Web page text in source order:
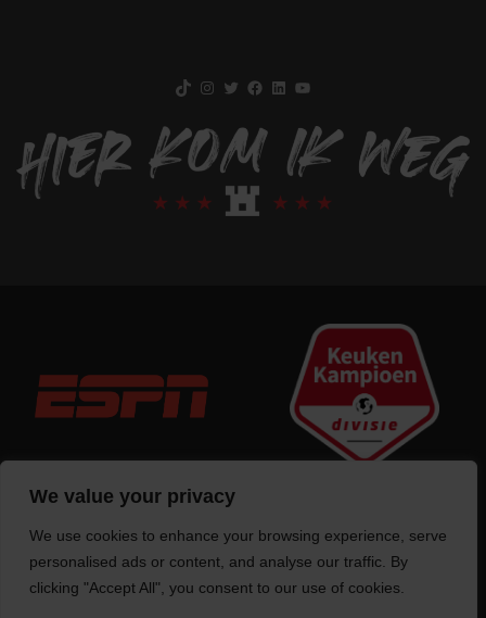
We value your privacy
We use cookies to enhance your browsing experience, serve
personalised ads or content, and analyse our traffic. By
clicking "Accept All", you consent to our use of cookies.
Trotse bouwervan deze website